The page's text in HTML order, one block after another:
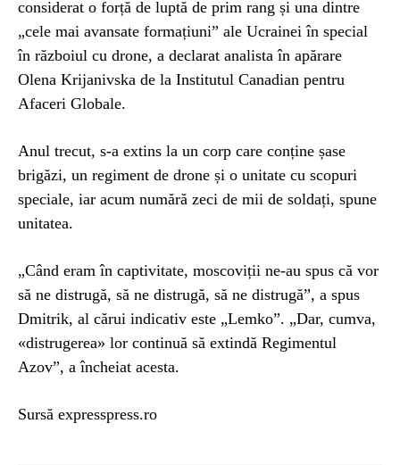
considerat o forță de luptă de prim rang și una dintre
„cele mai avansate formațiuni” ale Ucrainei în special
în războiul cu drone, a declarat analista în apărare
Olena Krijanivska de la Institutul Canadian pentru
Afaceri Globale.
Anul trecut, s-a extins la un corp care conține șase
brigăzi, un regiment de drone și o unitate cu scopuri
speciale, iar acum numără zeci de mii de soldați, spune
unitatea.
„Când eram în captivitate, moscoviții ne-au spus că vor
să ne distrugă, să ne distrugă, să ne distrugă”, a spus
Dmitrik, al cărui indicativ este „Lemko”. „Dar, cumva,
«distrugerea» lor continuă să extindă Regimentul
Azov”, a încheiat acesta.
Sursă expresspress.ro